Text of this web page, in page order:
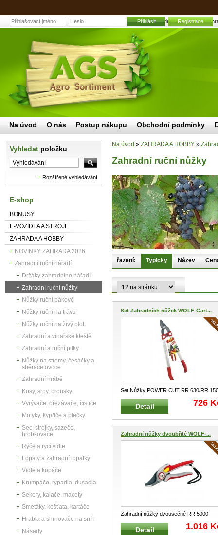
Zahradní ruční nůžky |
Přihlásit Registrace
Vyhledat položku
Rozšířené vyhledávání
E-shop
BONUSY
E-VOZIDLA A STROJE
ZAHRADA A HOBBY
NOVINKY ZAHRADA 2026
Zahradní ruční nářadí
Držáky zahradního nářadí
Zahradní ruční nůžky
Nůžky ruční pákové
Nůžky ruční na trávu
Nůžky ruční na živý plot
Zahradní a vinařské kleště
Zahradní a ruční pilky
Nůžky na stromy, česáčky a
sběrače ovoce
Zahradní hrábě
Kosy, srpy, brousky
Vyrývače, ořezávače, čističe
Motyky, kypřiče a plečky
Secí strojky, sazeče,
hrobkovače
Rýče a rycí vidle
Lopaty a zahradní lopatky
Vidle a kopáče
Krumpáče, rypadla, dusadla
Sekery, kalače, mačety
Smetáky, košťata, kartáče
Hrabla a shrnovače na sníh
Násady
Na úvod » ZAHRADA A HOBBY »
Zahradní ruční nůžky
řazení: Typicky Název
Set Zahradních nůžek WOLF-Gart...
Set Nůžky POWER CUT RR 630/RR
BASIC WOLF-Garten Zvýhodněná
Detail 726
Zahradní nůžky dvoubřité WOLF-...
Zahradní nůžky dvousečné RR 5000
PROFESSIONAL WOLF-Garten
Detail 1.016
Na úvod O nás Postup nákupu Obchodní podmínky